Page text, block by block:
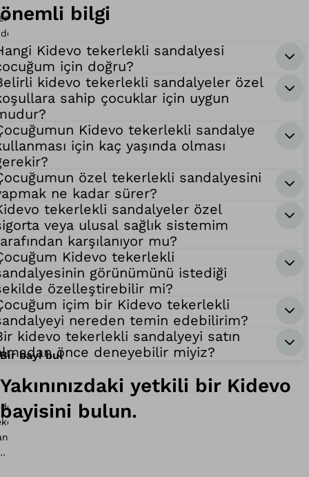
önemli bilgi
Kidevo tekerlekli sandalyesi
için doğru?
kidevo tekerlekli sandalyeler özel
sahip çocuklar için uygun
Kidevo tekerlekli sandalye
için kaç yaşında olması
özel tekerlekli sandalyesini
ne kadar sürer?
tekerlekli sandalyeler özel
veya ulusal sağlık sistemim
karşılanıyor mu?
Kidevo tekerlekli
görünümünü istediği
özelleştirebilir mi?
içim bir Kidevo tekerlekli
nereden temin edebilirim?
kidevo tekerlekli sandalyeyi satın
önce deneyebilir miyiz?
Bir bayi bul
Yakınınızdaki yetkili bir Kidevo
bayisini bulun.